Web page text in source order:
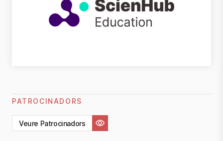
PATROCINADORS
Veure Patrocinadors